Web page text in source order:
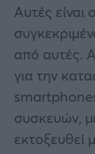
Αυτές είναι
από αυτές.
για την
συσκευών,
εκτοξευθεί